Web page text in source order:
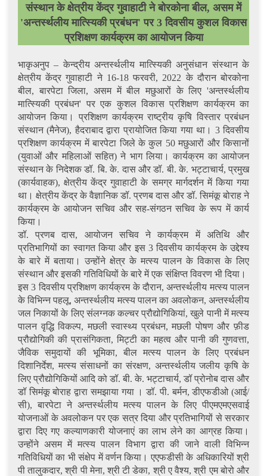
संस्थान के क्षेत्रीय केंद्र गुवाहाटी ने बोरकोना बील, असम में
'अन्तर्स्थलीय मात्स्यिकी प्रबंधन' पर 3 दिवसीय कुशल विकास
प्रशिक्षण कार्यक्रम का आयोजन किया
भाकृअनुप – केन्द्रीय अन्तर्स्थलीय मात्स्यिकी अनुसंधान संस्थान के
क्षेत्रीय केंद्र गुवाहाटी ने 16-18 फरवरी, 2022 के दौरान बोरकोना
बील, बारपेटा जिला, असम में बील मछुआरों के लिए 'अन्तर्स्थलीय
मात्स्यिकी प्रबंधन' पर एक कुशल विकास प्रशिक्षण कार्यक्रम का
आयोजन किया। प्रशिक्षण कार्यक्रम राष्ट्रीय कृषि विस्तार प्रबंधन
संस्थान (मैनेज), हैदराबाद द्वारा प्रायोजित किया गया था। 3 दिवसीय
प्रशिक्षण कार्यक्रम में बारपेटा जिले के कुल 50 मछुआरों और किसानों
(युवाओं और महिलाओं सहित) ने भाग लिया। कार्यक्रम का आयोजन
संस्थान के निदेशक डॉ. बि. के. दास और डॉ. बी. के. भट्टाचार्य, प्रमुख
(कार्यवाहक), क्षेत्रीय केंद्र गुवाहाटी के समग्र मार्गदर्शन में किया गया
था। क्षेत्रीय केंद्र के वैज्ञानिक डॉ. प्रणब दास और डॉ. सिमंकू बोराह ने
कार्यक्रम के आयोजन सचिव और सह-संगठन सचिव के रूप में कार्य
किया।
डॉ. प्रणब दास, आयोजन सचिव ने कार्यक्रम में अतिथि और
प्रतिभागियों का स्वागत किया और इस 3 दिवसीय कार्यक्रम के उद्देश्य
के बारे में बताया। उन्होंने क्षेत्र के मत्स्य पालन के विकास के लिए
संस्थान और इसकी गतिविधियों के बारे में एक संक्षिप्त विवरण भी दिया।
इस 3 दिवसीय प्रशिक्षण कार्यक्रम के दौरान, अन्तर्स्थलीय मत्स्य पालन
के विभिन्न पहलू, अन्तर्स्थलीय मत्स्य पालन का अवलोकन, अन्तर्स्थलीय
जल निकायों के लिए संलग्नक कल्चर प्रौद्योगिकियां, खुले पानी में मत्स्य
पालन वृद्धि विकल्प, मछली स्वास्थ्य प्रबंधन, मछली पोषण और फ़ीड
प्रौद्योगिकी की प्रासंगिकता, मिट्टी का महत्व और पानी की गुणवत्ता,
जैविक समुदायों की भूमिका, बील मत्स्य पालन के लिए प्रबंधन
दिशानिर्देश, मत्स्य संसाधनों का संरक्षण, अन्तर्स्थलीय जलीय कृषि के
लिए प्रौद्योगिकियों आदि को डॉ. बी. के. भट्टाचार्य, डॉ प्रोनोब दास और
डॉ सिमंकू बोराह द्वारा समझाया गया । डॉ. पी. बर्मन, डीएफडीओ (आई/
सी), बारपेटा ने अन्तर्स्थलीय मत्स्य पालन के लिए पीएमएमएसवाई
योजनाओं के अवलोकन पर एक सत्र दिया और प्रतिभागियों से सरकार
द्वारा दिए गए कल्याणकारी योजनाएं का लाभ लेने का आग्रह किया।
उन्होंने असम में मत्स्य पालन विभाग द्वारा की जाने वाली विभिन्न
गतिविधियों का भी संक्षेप में वर्णन किया। एएफडीसी के अधिकारियों श्री
पी तालुकदार, श्री पी मेना, श्री टी डेका, श्री ए वैश्य, श्री एम बोरो और